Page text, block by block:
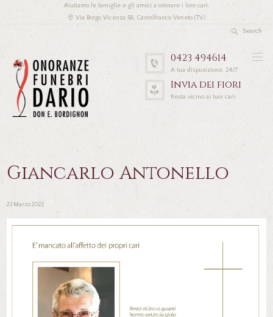
Aiutiamo le famiglie e gli amici a onorare i loro cari.
Via Borgo Vicenza 58, Castelfranco Veneto (TV)
0423 494614
A tua disposizione. 24/7
Invia dei fiori
Resta vicino ai tuoi cari.
Giancarlo Antonello
23 Marzo 2022